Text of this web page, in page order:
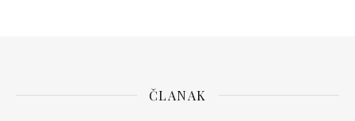
ČLANAK